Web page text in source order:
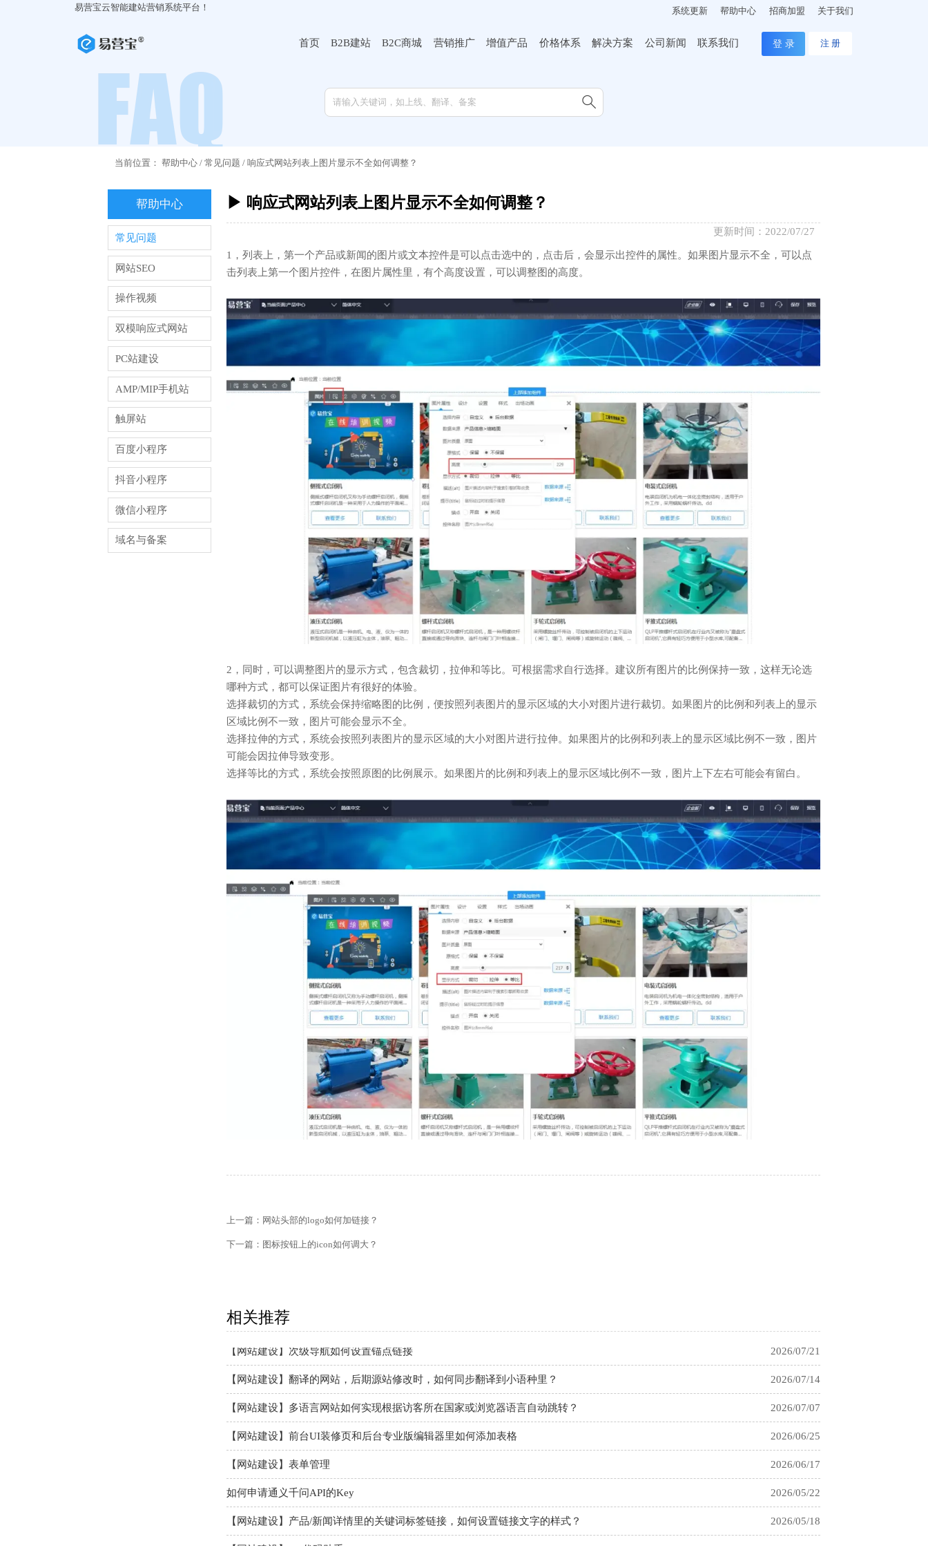
易营宝云智能建站营销系统平台！ 系统更新 帮助中心 招商加盟 关于我们
首页 B2B建站 B2C商城 营销推广 增值产品 价格体系 解决方案 公司新闻 联系我们 登 录 注 册

当前位置： 帮助中心/ 常见问题 / 响应式网站列表上图片显示不全如何调整？
帮助中心
常见问题
网站SEO
操作视频
双模响应式网站
PC站建设
AMP/MIP手机站
触屏站
百度小程序
抖音小程序
微信小程序
域名与备案
▶ 响应式网站列表上图片显示不全如何调整？
更新时间：2022/07/27
1，列表上，第一个产品或新闻的图片或文本控件是可以点击选中的，点击后，会显示出控件的属性。如果图片显示不全，可以点
击列表上第一个图片控件，在图片属性里，有个高度设置，可以调整图的高度。
2，同时，可以调整图片的显示方式，包含裁切，拉伸和等比。可根据需求自行选择。建议所有图片的比例保持一致，这样无论选
哪种方式，都可以保证图片有很好的体验。
选择裁切的方式，系统会保持缩略图的比例，便按照列表图片的显示区域的大小对图片进行裁切。如果图片的比例和列表上的显示
区域比例不一致，图片可能会显示不全。
选择拉伸的方式，系统会按照列表图片的显示区域的大小对图片进行拉伸。如果图片的比例和列表上的显示区域比例不一致，图片
可能会因拉伸导致变形。
选择等比的方式，系统会按照原图的比例展示。如果图片的比例和列表上的显示区域比例不一致，图片上下左右可能会有留白。
上一篇： 网站头部的logo如何加链接？
下一篇： 图标按钮上的icon如何调大？
相关推荐
【外贸网站建设】使用独立域名和子目录上线多语言网站的区别
【网站建设】客户管理后台账号设置流程
【网站建设】次级导航如何设置锚点链接 2026/07/21
【网站建设】翻译的网站，后期源站修改时，如何同步翻译到小语种里？
【网站建设】多语言网站如何实现根据访客所在国家或浏览器语言自动跳转？
【网站建设】前台UI装修页和后台专业版编辑器里如何添加表格
【网站建设】表单管理
如何申请通义千问API的Key
【网站建设】产品/新闻详情里的关键词标签链接，如何设置链接文字的样式？
【网站建设】AI 代码助手